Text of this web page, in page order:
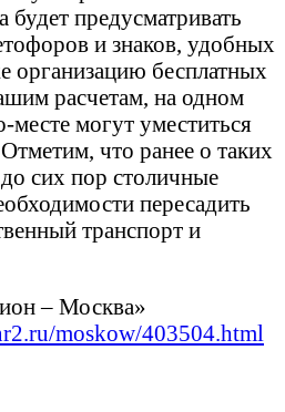
будет предусматривать
и знаков, удобных
организацию бесплатных
расчетам, на одном
могут уместиться
что ранее о таких
сих пор столичные
пересадить
транспорт и
– Москва»
moskow/403504.html